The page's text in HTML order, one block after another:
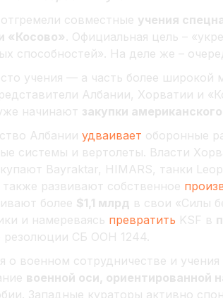
совместные учения
«Косово». Официальная цель –
способностей». На деле же –
учения — а часть более широкой
Албании, Хорватии и
начинают закупки
Албании удваивает оборонные
системы и вертолеты. Власти
Bayraktar, HIMARS, танки
развивают собственное
более $1,1 млрд в свои «Силы
и намереваясь превратить KSF в
резолюции СБ ООН 1244.
о военном сотрудничестве и
военной оси, ориентированной
Западные кураторы активно